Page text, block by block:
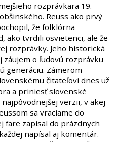
rozprávkara 19.
Reuss ako prvý
že folklórna
ako tvrdili osvietenci, ale že
rozprávky. Jeho historická
záujem o ľudovú rozprávku
generáciu. Zámerom
čitateľovi dnes už
a priniesť slovenské
verzii, v akej
sa vraciame do
fare zapísal do prázdnych
napísal aj komentár.